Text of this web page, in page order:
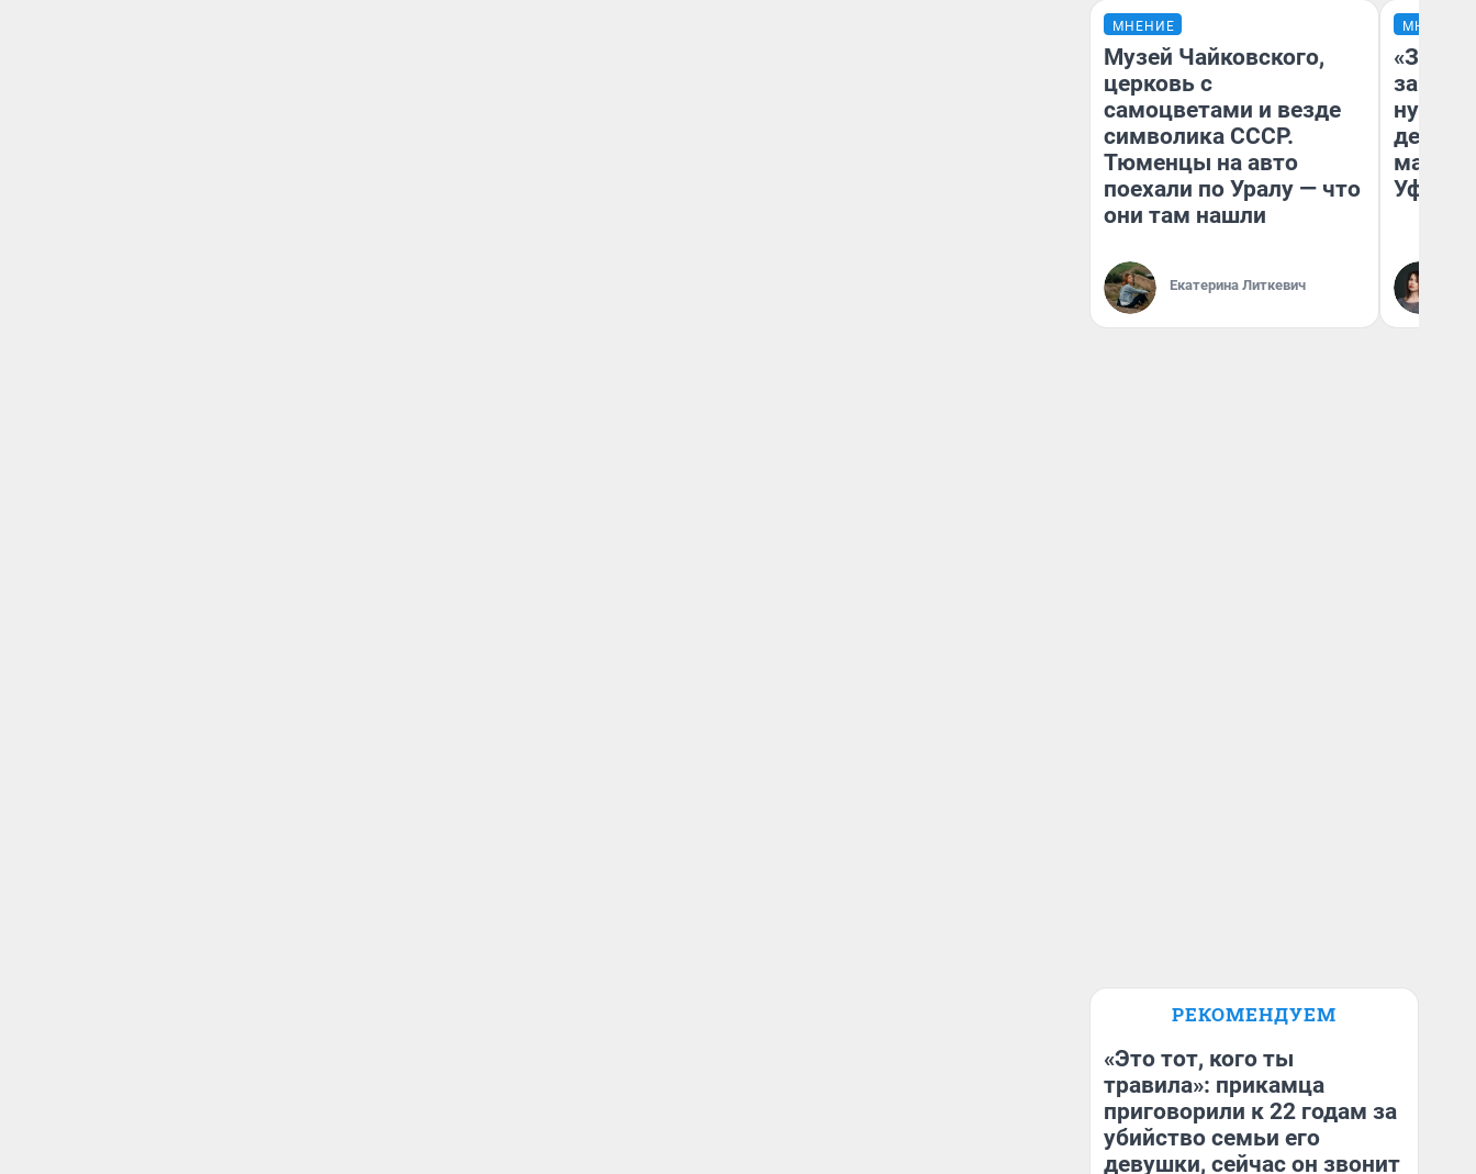
МНЕНИЕ
Музей Чайковского,
церковь с
самоцветами и везде
символика СССР.
Тюменцы на авто
поехали по Уралу — что
они там нашли
Екатерина Литкевич
МНЕНИЕ
дела с
Уфа
РЕКОМЕНДУЕМ
«Это тот, кого ты
травила»: прикамца
приговорили к 22 годам за
убийство семьи его
девушки, сейчас он звонит